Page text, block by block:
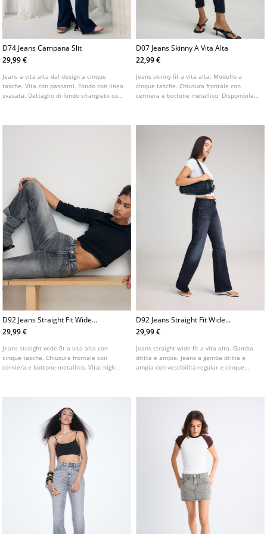
D74 Jeans Campana Slit
29,99 €
Jeans a vita alta dal design a cinque
tasche. Vita con passanti. Fondo con linea
svasata. Dettaglio di fondo sfrangiato con
Disponibile in vari colori.
D07 Jeans Skinny A Vita Alta
22,99 €
Jeans skinny fit a vita alta. Modello a
cinque tasche. Chiusura frontale con
cerniera e bottone metallico. Disponibile
D92 Jeans Straight Fit Wide
Leg L04891746
29,99 €
Jeans straight wide fit a vita alta con
cinque tasche. Chiusura frontale con
cerniera e bottone metallico. Vita: high
aderenti in vita vita, gamba dritta
D92 Jeans Straight Fit Wide
Leg L04891746
29,99 €
Jeans straight wide fit a vita alta. Gamba
dritta e ampia. Jeans a gamba dritta e
ampia con vestibilità regular e cinque